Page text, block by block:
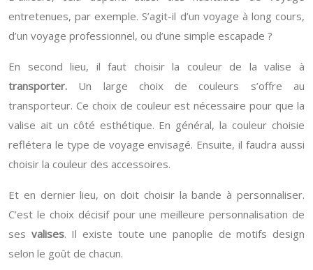
entretenues, par exemple. S’agit-il d’un voyage à long cours,
d’un voyage professionnel, ou d’une simple escapade ?
En second lieu, il faut choisir la couleur de la valise à
transporter. Un large choix de couleurs s’offre au
transporteur. Ce choix de couleur est nécessaire pour que la
valise ait un côté esthétique. En général, la couleur choisie
reflétera le type de voyage envisagé. Ensuite, il faudra aussi
choisir la couleur des accessoires.
Et en dernier lieu, on doit choisir la bande à personnaliser.
C’est le choix décisif pour une meilleure personnalisation de
ses valises. Il existe toute une panoplie de motifs design
selon le goût de chacun.